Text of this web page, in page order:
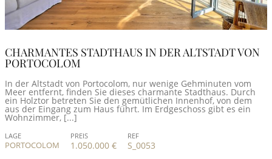
CHARMANTES STADTHAUS IN DER ALTSTADT VON
PORTOCOLOM
In der Altstadt von Portocolom, nur wenige Gehminuten vom
Meer entfernt, finden Sie dieses charmante Stadthaus. Durch
ein Holztor betreten Sie den gemütlichen Innenhof, von dem
aus der Eingang zum Haus führt. Im Erdgeschoss gibt es ein
Wohnzimmer, [...]
LAGE
PORTOCOLOM
PREIS
1.050.000 €
REF
S_0053